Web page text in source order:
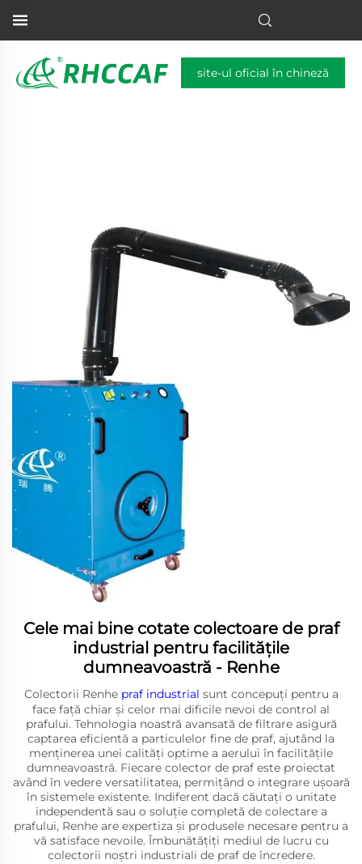
site-ul oficial în chineză
Cele mai bine cotate colectoare de praf
industrial pentru facilitățile
dumneavoastră - Renhe
Colectorii Renhe praf industrial sunt concepuți pentru a
face față chiar și celor mai dificile nevoi de control al
prafului. Tehnologia noastră avansată de filtrare asigură
captarea eficientă a particulelor fine de praf, ajutând la
menținerea unei calități optime a aerului în facilitățile
dumneavoastră. Fiecare colector de praf este proiectat
având în vedere versatilitatea, permițând o integrare ușoară
în sistemele existente. Indiferent dacă căutați o unitate
independentă sau o soluție completă de colectare a
prafului, Renhe are expertiza și produsele necesare pentru a
vă satisface nevoile. Îmbunătățiți mediul de lucru cu
colectorii noștri industriali de praf de încredere.